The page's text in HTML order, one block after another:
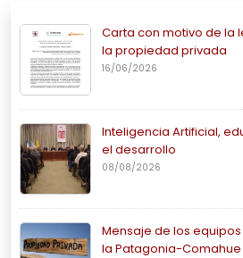
Carta con motivo de la
la propiedad privada
16/06/2026
Inteligencia Artificial,
el desarrollo
08/08/2026
Mensaje de los
la Patagonia-Comahue